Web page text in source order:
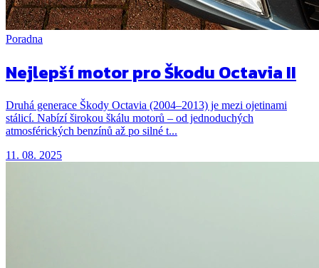
Poradna
Nejlepší motor pro Škodu Octavia II
Druhá generace Škody Octavia (2004–2013) je mezi ojetinami
stálicí. Nabízí širokou škálu motorů – od jednoduchých
atmosférických benzínů až po silné t...
11. 08. 2025